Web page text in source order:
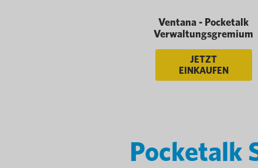
Ventana - Pocketalk
Verwaltungsgremium
JETZT
EINKAUFEN
Pocketalk